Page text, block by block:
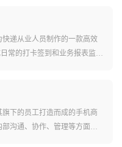
递从业人员制作的一款高效
常的打卡签到和业务报表监
是小哥们提升派送效率、保
。下的员工打造而成的手机商
沟通、协作、管理等方面的